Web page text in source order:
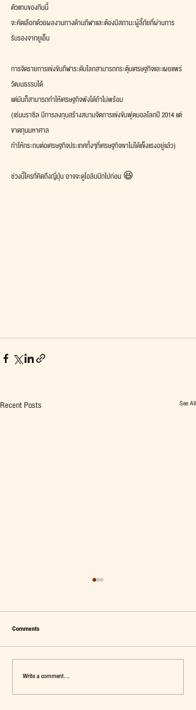
ตัวแทนของทีมนี้
จะคัดเลือกด้วยผลงานทางด้านกีฬาและต้องมีสถานะผู้ลี้ภัยที่ผ่านการ
รับรองจากยูเอ็น
การจัดรายการแข่งขันกีฬาระดับโลกสามารถกระตุ้นเศรษฐกิจและเผยแพร่
วัฒนธรรมได้
แต่มันก็สามารถทำให้เศรษฐกิจพังได้ถ้าไม่พร้อม
(เช่นบราซิล มีการลงทุนสร้างสนามจัดการแข่งขันฟุตบอลโลกปี 2014 แต่
ขาดทุนมหาศาล
ทำให้กระทบต่อเศรษฐกิจประเทศทั้งๆที่เศรษฐกิจเขาไม่ได้แข็งแรงอยู่แล้ว)
ช่วงนี้ใครที่คิดถึงญี่ปุ่น อาจจะดูโอลิมปิกไปก่อน 😆
Recent Posts See All
เมื่อ Self-concept ถูกเติมเต็ม Fashion อาจ
จะไม่ใช่คำตอบ
Comments
Write a comment...